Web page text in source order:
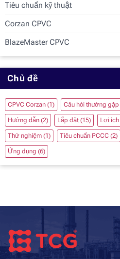
Tiêu chuẩn kỹ thuật
Corzan CPVC
BlazeMaster CPVC
Chủ đề
CPVC Corzan (1) Câu hỏi thường gặp
Hướng dẫn (2) Lắp đặt (15) Lợi ích
Thử nghiệm (1) Tiêu chuẩn PCCC (2)
Ứng dụng (6)